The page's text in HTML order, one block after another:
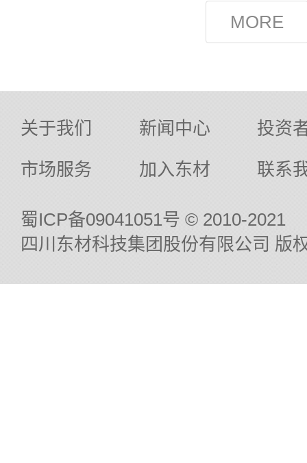
关于我们 新闻中心
投资
市场服务
加入东材 联系
蜀ICP备09041051号 © 2010-2021
四川东材科技集团股份有限公司 版